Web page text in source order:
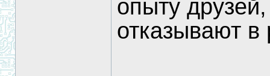
опыту
отказывают в